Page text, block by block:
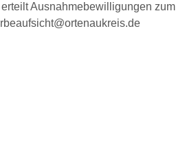
Ausnahmebewilligungen zum